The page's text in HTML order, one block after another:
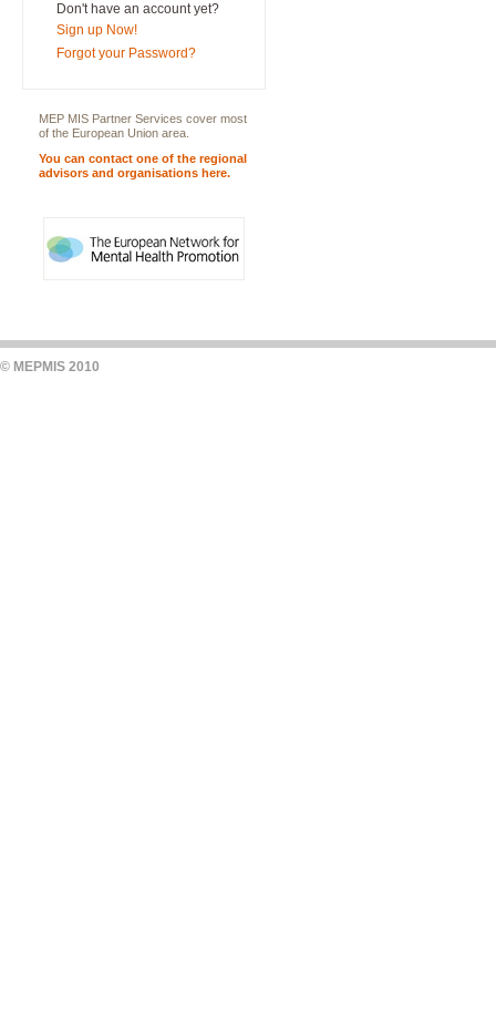
Don't have an account yet?
Sign up Now!
Forgot your Password?
MEP MIS Partner Services cover most
of the European Union area.
You can contact one of the regional
advisors and organisations here.
© MEPMIS 2010